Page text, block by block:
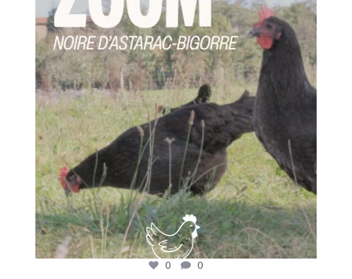
...
0 0
0 0